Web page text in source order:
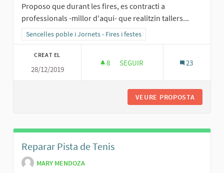
Proposo que durant les fires, es contracti a
professionals -millor d'aquí- que realitzin tallers...
Resultats al filtrar per la categoria: Sencelles poble i Jornets -
Sencelles poble i Jornets - Fires i festes
CREAT EL
28/12/2019
8 8 SEGUIDORES
SEGUIR 23
VEURE PROPOSTA
Reparar Pista de Tenis
MARY MENDOZA